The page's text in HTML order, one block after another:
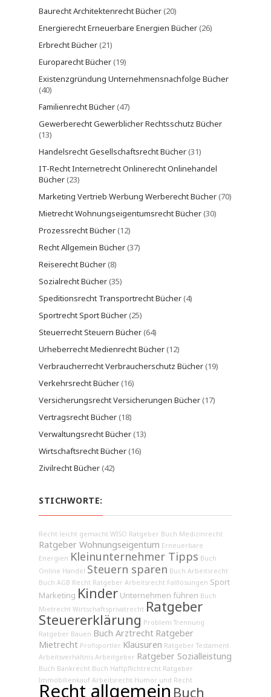
Baurecht Architektenrecht Bücher(20)
Energierecht Erneuerbare Energien Bücher(26)
Erbrecht Bücher(21)
Europarecht Bücher(19)
Existenzgründung Unternehmensnachfolge Bücher
(40)
Familienrecht Bücher(47)
Gewerberecht Gewerblicher Rechtsschutz Bücher
(13)
Handelsrecht Gesellschaftsrecht Bücher(31)
IT-Recht Internetrecht Onlinerecht Onlinehandel
Bücher(23)
Marketing Vertrieb Werbung Werberecht Bücher(70)
Mietrecht Wohnungseigentumsrecht Bücher(30)
Prozessrecht Bücher(12)
Recht Allgemein Bücher(37)
Reiserecht Bücher(8)
Sozialrecht Bücher(35)
Speditionsrecht Transportrecht Bücher(4)
Sportrecht Sport Bücher(25)
Steuerrecht Steuern Bücher(64)
Urheberrecht Medienrecht Bücher(12)
Verbraucherrecht Verbraucherschutz Bücher(19)
Verkehrsrecht Bücher(16)
Versicherungsrecht Versicherungen Bücher(17)
Vertragsrecht Bücher(18)
Verwaltungsrecht Bücher(13)
Wirtschaftsrecht Bücher(16)
Zivilrecht Bücher(42)
STICHWORTE:
Recht leicht gemacht WISO Ratgeber Buch Medizinrecht
Ratgeber Wohnungseigentum Erneuerbare
Energien Kleinunternehmer Tipps Buch
Online Handel Steuern sparen Buch Arbeitsrecht
Buch AGB Recht Ratgeber Arbeitsrecht Falllösungen Sport
Marketing Kinder Unternehmen führen Buch
Mietrecht Wirtschaftsprivatrecht Ratgeber
Steuererklärung Problem Trennung
Ratgeber Bauen Buch Arztrecht Ratgeber
Mietrecht Profisportler Klausuren Ratgeber Testament
Arbeitsverhältnis Arbeitgeber Ratgeber Sozialleistung
Buch Bankrecht Buch Haftpflichtrecht Ratgeber
Immobilienkauf Arbeitsrecht Humor und Recht
Recht allgemein Buch